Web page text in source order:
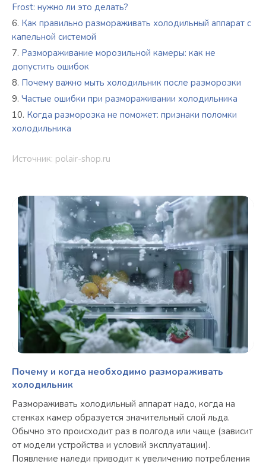
Frost: нужно ли это делать?
Как правильно размораживать холодильный аппарат с
капельной системой
Размораживание морозильной камеры: как не
допустить ошибок
Почему важно мыть холодильник после разморозки
Частые ошибки при размораживании холодильника
Когда разморозка не поможет: признаки поломки
холодильника
Источник: polair-shop.ru
Почему и когда необходимо размораживать
холодильник
Размораживать холодильный аппарат надо, когда на
стенках камер образуется значительный слой льда.
Обычно это происходит раз в полгода или чаще (зависит
от модели устройства и условий эксплуатации).
Появление наледи приводит к увеличению потребления